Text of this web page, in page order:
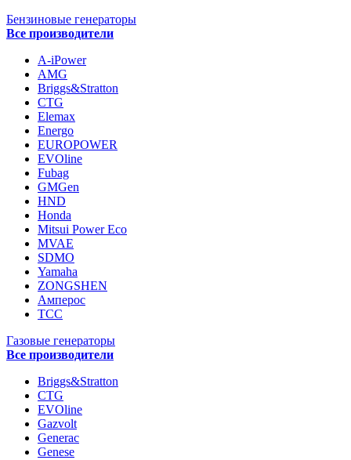
Бензиновые генераторы
Все производители
A-iPower
AMG
Briggs&Stratton
CTG
Elemax
Energo
EUROPOWER
EVOline
Fubag
GMGen
HND
Honda
Mitsui Power Eco
MVAE
SDMO
Yamaha
ZONGSHEN
Амперос
ТСС
Газовые генераторы
Все производители
Briggs&Stratton
CTG
EVOline
Gazvolt
Generac
Genese